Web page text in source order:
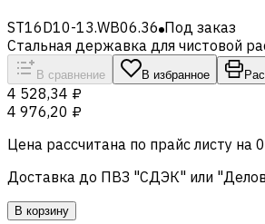
ST16D10-13.WB06.36 Под заказ
Стальная державка для чистовой
В сравнение В избранное
4 528,34 ₽
4 976,20 ₽
Цена рассчитана по прайс листу на
Доставка до ПВЗ "СДЭК" или
В корзину